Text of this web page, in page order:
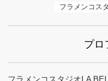
フラメンコス
プロ